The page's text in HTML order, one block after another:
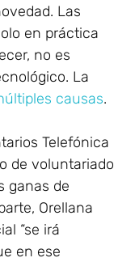
Las
en práctica
no es
La
causas.
Telefónica
de voluntariado
ganas de
Orellana
“se irá
en ese